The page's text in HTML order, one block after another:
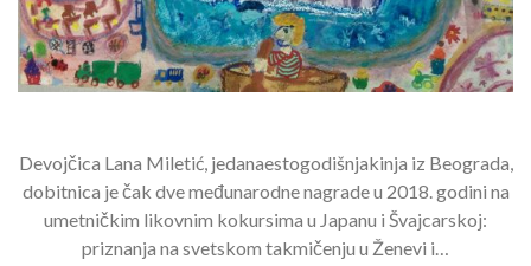
Devojčica Lana Miletić, jedanaestogodišnjakinja iz Beograda,
dobitnica je čak dve međunarodne nagrade u 2018. godini na
umetničkim likovnim kokursima u Japanu i Švajcarskoj:
priznanja na svetskom takmičenju u Ženevi i…